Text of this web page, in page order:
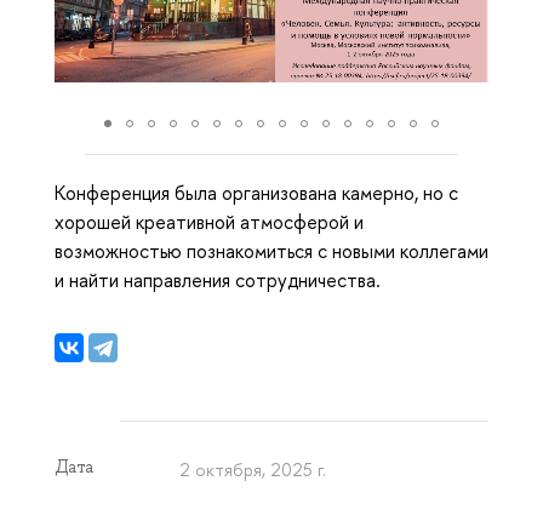
Конференция была организована камерно, но с
хорошей креативной атмосферой и
возможностью познакомиться с новыми коллегами
и найти направления сотрудничества.
Дата 2 октября, 2025 г.